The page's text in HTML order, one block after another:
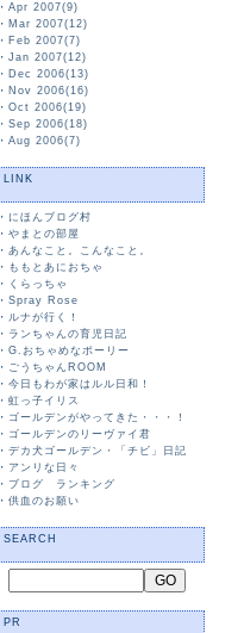
・ Apr 2007(9)
・ Mar 2007(12)
・ Feb 2007(7)
・ Jan 2007(12)
・ Dec 2006(13)
・ Nov 2006(16)
・ Oct 2006(19)
・ Sep 2006(18)
・ Aug 2006(7)
LINK
・ にほんブログ村
・ やまとの部屋
・ あんなこと。こんなこと。
・ ももとあにおちゃ
・ くらっちゃ
・ Spray Rose
・ ルナが行く！
・ ランちゃんの育児日記
・ G.おちゃめなポーリー
・ ごうちゃんROOM
・ 今日もわが家はルル日和！
・ 虹っ子イリス
・ ゴールデンがやってきた・・・！
・ ゴールデンのリーヴァイ君
・ デカ犬ゴールデン・「チビ」日記
・ アンリな日々
・ ブログ ランキング
・ 供血のお願い
SEARCH
PR